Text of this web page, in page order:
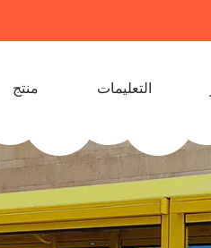
منتج التعليمات